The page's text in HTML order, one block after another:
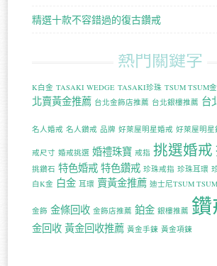
精選十款不容錯過的復古鑽戒
熱門關鍵字
K白金 TASAKI WEDGE TASAKI珍珠 TSUM TSUM
北賣黃金推薦 台北金飾店推薦 台北銀樓推薦 台
名人婚戒 名人鑽戒 品牌 好萊屋明星婚戒 好萊屋明星
戒尺寸 婚戒挑選 婚禮珠寶 戒指 挑選婚戒
挑鑽石 特色婚戒 特色鑽戒 珍珠戒指 珍珠耳環
白K金 白金 耳環 賣黃金推薦 迪士尼TSUM
金飾 金條回收 金飾店推薦 鉑金 銀樓推薦
金回收 黃金回收推薦 黃金手鍊 黃金項鍊